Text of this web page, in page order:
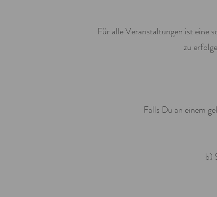
Für alle Veranstaltungen ist eine
zu
Falls Du an einem
b)